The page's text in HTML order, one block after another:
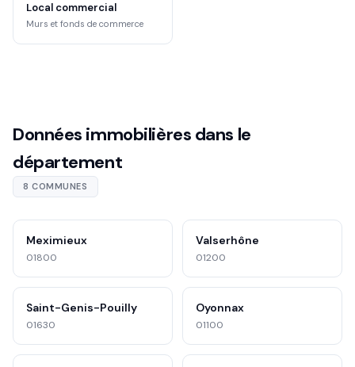
Local commercial
Murs et fonds de commerce
Données immobilières dans le
département
8 COMMUNES
Meximieux
01800
Valserhône
01200
Saint-Genis-Pouilly
01630
Oyonnax
01100